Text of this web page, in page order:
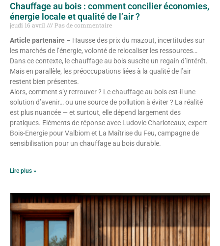
Chauffage au bois : comment concilier économies,
énergie locale et qualité de l’air ?
jeudi 16 avril
Pas de commentaire
Article partenaire – Hausse des prix du mazout, incertitudes sur
les marchés de l’énergie, volonté de relocaliser les ressources…
Dans ce contexte, le chauffage au bois suscite un regain d’intérêt.
Mais en parallèle, les préoccupations liées à la qualité de l’air
restent bien présentes.
Alors, comment s’y retrouver ? Le chauffage au bois est-il une
solution d’avenir… ou une source de pollution à éviter ? La réalité
est plus nuancée — et surtout, elle dépend largement des
pratiques. Eléments de réponse avec Ludovic Charloteaux, expert
Bois-Energie pour Valbiom et La Maîtrise du Feu, campagne de
sensibilisation pour un chauffage au bois durable.
Lire plus »